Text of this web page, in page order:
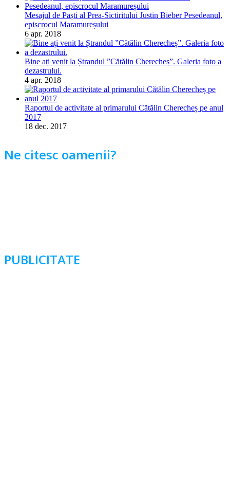
Mesajul de Paști al Prea-Sictiritului Justin Bieber Pesedeanul,
episcrocul Maramureșului
6 apr. 2018
Bine ați venit la Ștrandul ”Cătălin Cherecheș”. Galeria foto a
dezastrului.
4 apr. 2018
Raportul de activitate al primarului Cătălin Cherecheș pe anul
2017
18 dec. 2017
Ne citesc oamenii?
PUBLICITATE